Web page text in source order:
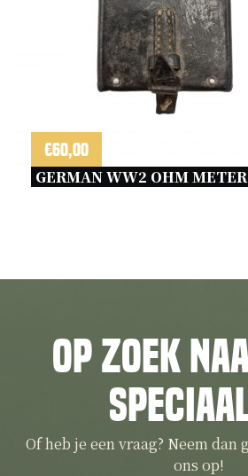
€60,00
GERMAN WW2 OHM
Op zoek
Of heb je een vraag? Neem
ons op!